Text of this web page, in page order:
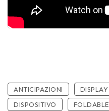
ANTICIPAZIONI DISPLAY
DISPOSITIVO
FOLDABLE